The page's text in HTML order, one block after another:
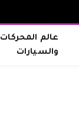
عالم المحركات
والسيارات